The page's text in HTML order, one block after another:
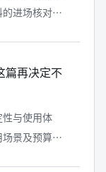
进场核对、
篇再决定不
与使用体
景及预算影